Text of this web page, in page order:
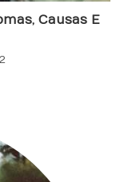
Causas E